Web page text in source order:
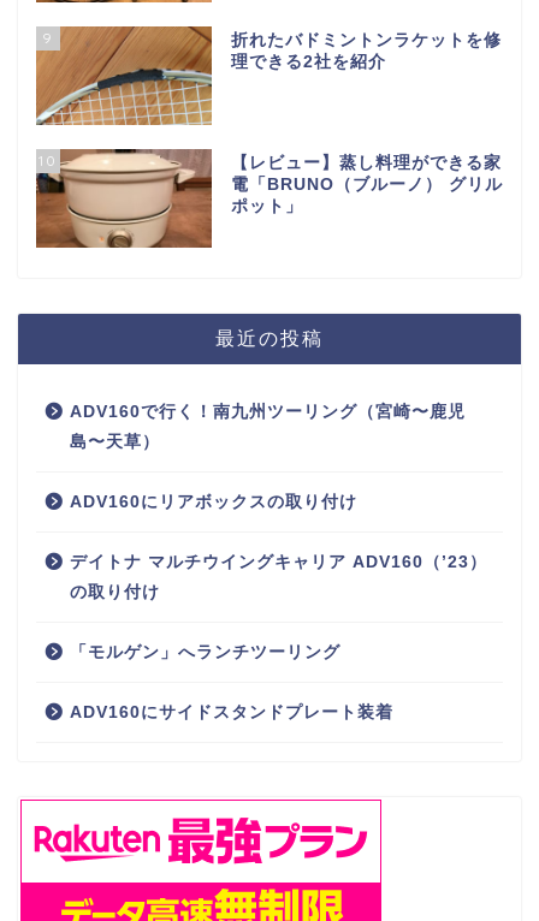
9
折れたバドミントンラケットを修
理できる2社を紹介
10
【レビュー】蒸し料理ができる家
電「BRUNO（ブルーノ） グリル
ポット」
最近の投稿
ADV160で行く！南九州ツーリング（宮崎〜鹿児
島〜天草）
ADV160にリアボックスの取り付け
デイトナ マルチウイングキャリア ADV160（’23）
の取り付け
「モルゲン」へランチツーリング
ADV160にサイドスタンドプレート装着